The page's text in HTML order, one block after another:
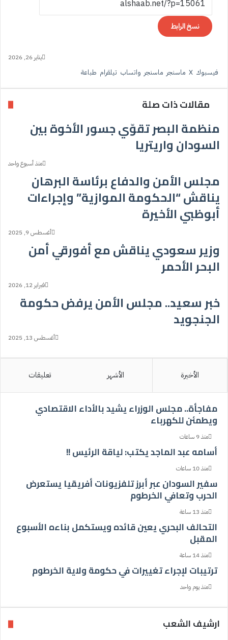
نسخ الرابط
يناير 26, 2026
فيسبوك ‫X ماسنجر ماسنجر واتساب تيلقرام طباعة
مقالات ذات صلة
منظمة البصر تقوّي جسور الأخوة بين
السودان واريتريا
منذ أسبوع واحد
مجلس الأمن والدفاع برئاسة البرهان
يناقش “الحكومة الموازية” وإجراءات
أبوظبي الأخيرة
أغسطس 9, 2025
وزير سعودي يناقش مع أفورقي أمن
البحر الأحمر
فبراير 12, 2026
خبر سعيد.. مجلس الأمن يرفض حكومة
الجنجويد
أغسطس 13, 2025
الأخيرة الأشهر تعليقات
مفاجأة.. مجلس الوزراء يشيد بالأداء الاقتصادي
ويطمئن للكهرباء
منذ 9 ساعات
أسامه عبد الماجد يكتب: لياقة الرئيس !!
منذ 10 ساعات
سفير السودان عبر أبرز تلفزيونات أفريقيا يستعرض
الحرب وتعافي الخرطوم
منذ 13 ساعة
التحالف البحري يعين قائده ويستكمل بناءه الأسبوع
المقبل
منذ 14 ساعة
ترتيبات لإجراء تغييرات في حكومة ولاية الخرطوم
منذ يوم واحد
ارشيف الشعب